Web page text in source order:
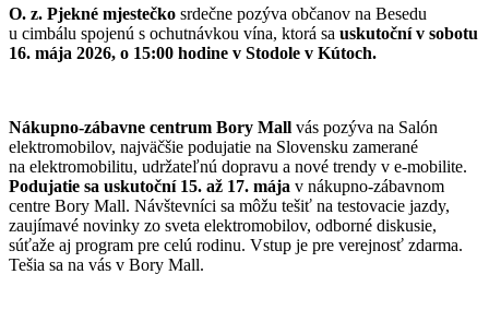
O. z. Pjekné mjestečko srdečne pozýva občanov na Besedu
u cimbálu spojenú s ochutnávkou vína, ktorá sa uskutoční v sobotu
16. mája 2026, o 15:00 hodine v Stodole v Kútoch.
Nákupno-zábavne centrum Bory Mall vás pozýva na Salón
elektromobilov, najväčšie podujatie na Slovensku zamerané
na elektromobilitu, udržateľnú dopravu a nové trendy v e‑mobilite.
Podujatie sa uskutoční 15. až 17. mája v nákupno-zábavnom
centre Bory Mall. Návštevníci sa môžu tešiť na testovacie jazdy,
zaujímavé novinky zo sveta elektromobilov, odborné diskusie,
súťaže aj program pre celú rodinu. Vstup je pre verejnosť zdarma.
Tešia sa na vás v Bory Mall.